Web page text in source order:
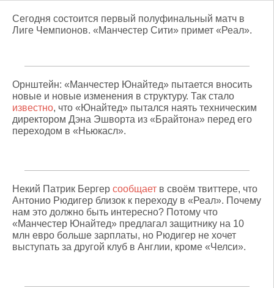
Сегодня состоится первый полуфинальный матч в
Лиге Чемпионов. «Манчестер Сити» примет «Реал».
Орнштейн: «Манчестер Юнайтед» пытается вносить
новые и новые изменения в структуру. Так стало
известно, что «Юнайтед» пытался наять техническим
директором Дэна Эшворта из «Брайтона» перед его
переходом в «Ньюкасл».
Некий Патрик Бергер сообщает в своём твиттере, что
Антонио Рюдигер близок к переходу в «Реал». Почему
нам это должно быть интересно? Потому что
«Манчестер Юнайтед» предлагал защитнику на 10
млн евро больше зарплаты, но Рюдигер не хочет
выступать за другой клуб в Англии, кроме «Челси».